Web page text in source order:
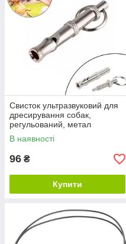
Свисток ультразвуковий для
дресирування собак,
регульований, метал
В наявності
96 ₴
Купити